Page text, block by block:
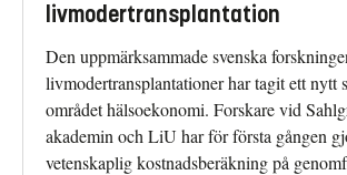
livmodertransplantation
Den uppmärksammade svenska
livmodertransplantationer har tagit ett nytt
området hälsoekonomi. Forskare vid
akademin och LiU har för första gången
vetenskaplig kostnadsberäkning på